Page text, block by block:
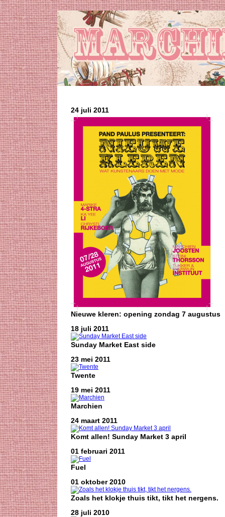
24 juli 2011
Nieuwe kleren: opening zondag 7 augustus
18 juli 2011
Sunday Market East side
23 mei 2011
Twente
19 mei 2011
Marchien
24 maart 2011
Komt allen! Sunday Market 3 april
01 februari 2011
Fuel
01 oktober 2010
Zoals het klokje thuis tikt, tikt het nergens.
28 juli 2010